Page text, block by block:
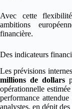
Avec cette
ambitions
financière.
Des indicateurs
Les prévisions
millions de dollars
opérationnelle
performance
analystes, en dépit